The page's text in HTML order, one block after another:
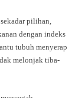
pilihan,
dengan indeks
tubuh menyerap
melonjak tiba-